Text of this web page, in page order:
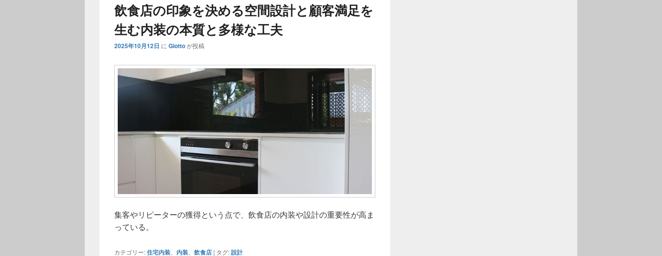
飲食店の印象を決める空間設計と顧客満足を
生む内装の本質と多様な工夫
2025年10月12日 に Giottoが投稿
集客やリピーターの獲得という点で、飲食店の内装や設計の重要性が高ま
っている。
カテゴリー:住宅内装 内装 飲食店 | タグ:設計